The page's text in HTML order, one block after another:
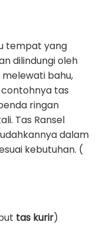
tempat yang
dilindungi oleh
bahu,
tas
ringan
Tas Ransel
dalam
kebutuhan. (
tas kurir)